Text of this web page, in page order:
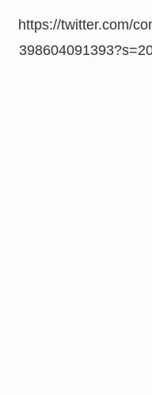
https://twitter.com/